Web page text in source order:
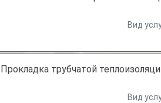
Вид
Прокладка трубчатой
Вид